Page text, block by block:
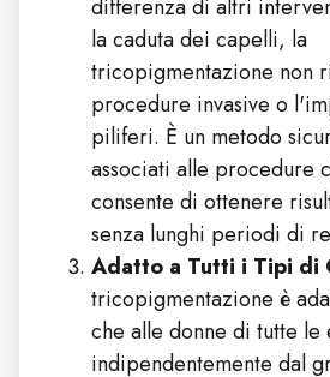
differenza di altri
la caduta dei capelli, la
tricopigmentazione non
procedure invasive o
piliferi. È un metodo
associati alle procedure
consente di ottenere
senza lunghi periodi di
Adatto a Tutti i Tipi di
tricopigmentazione è
che alle donne di tutte le
indipendentemente dal